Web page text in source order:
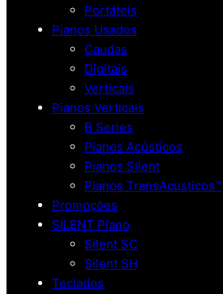
Portáteis
Pianos Usados
Caudas
Digitais
Verticais
Pianos Verticais
B Series
Pianos Acústicos
Pianos Silent
Pianos TransAcusticos™
Promoções
SILENT Piano
Silent SC
Silent SH
Teclados